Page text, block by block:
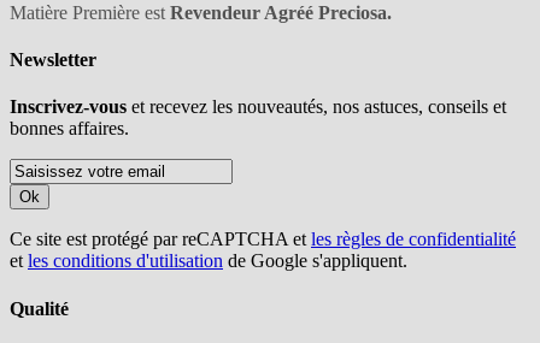
Matière Première est Revendeur Agréé Preciosa.
Newsletter
Inscrivez-vous et recevez les nouveautés, nos astuces, conseils et
bonnes affaires.
Ok
Ce site est protégé par reCAPTCHA etles règles de confidentialité
etles conditions d'utilisation de Google s'appliquent.
Qualité